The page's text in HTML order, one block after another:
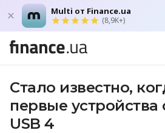
Multi от Finance.ua
(8,9K+)
Стало известно,
первые
USB 4